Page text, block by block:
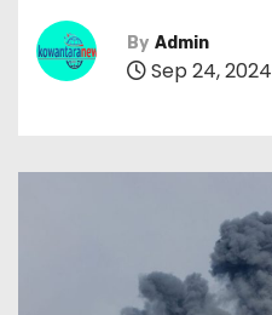
By Admin
Sep 24, 2024